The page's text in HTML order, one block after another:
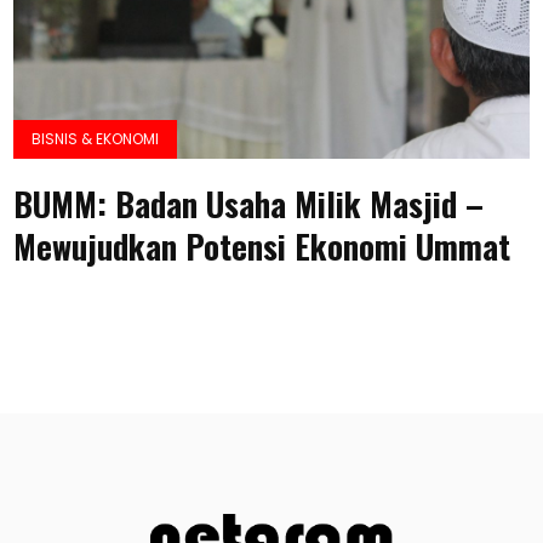
BISNIS & EKONOMI
BUMM: Badan Usaha Milik Masjid –
Mewujudkan Potensi Ekonomi Ummat